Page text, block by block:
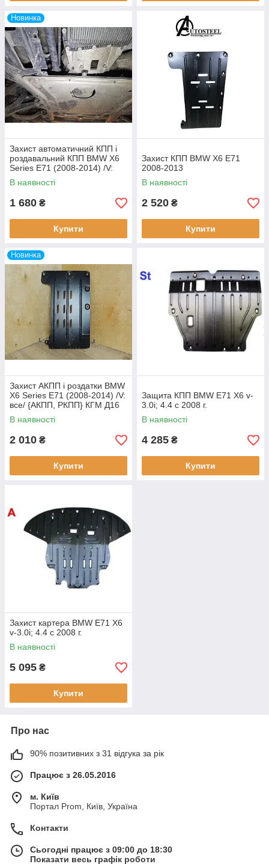
Новинка
Захист автоматичний КПП і
роздавальний КПП BMW X6
Series E71 (2008-2014) /V:
все/
В наявності
1 680 ₴
Купити
Захист КПП BMW X6 E71
2008-2013
В наявності
2 520 ₴
Купити
Новинка
Захист АКПП і роздатки BMW
X6 Series E71 (2008-2014) /V:
все/ {АКПП, РКПП} КГМ Д16
В наявності
2 010 ₴
Купити
Защита КПП BMW E71 X6 v-
3.0i; 4.4 c 2008 г.
В наявності
4 285 ₴
Купити
Захист картера BMW E71 X6
v-3.0i; 4.4 c 2008 г.
В наявності
5 095 ₴
Купити
Про нас
90% позитивних з 31 відгука за рік
Працює з 26.05.2016
м. Київ
Портал Prom, Київ, Україна
Контакти
Сьогодні працює з 09:00 до 18:30
Показати весь графік роботи